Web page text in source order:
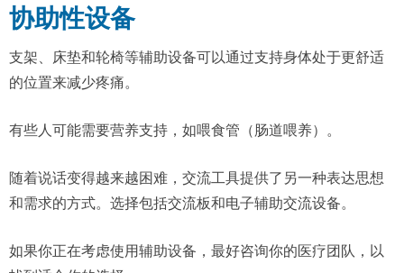
协助性设备
支架、床垫和轮椅等辅助设备可以通过支持身体处于更舒适
的位置来减少疼痛。
有些人可能需要营养支持，如喂食管（肠道喂养）。
随着说话变得越来越困难，交流工具提供了另一种表达思想
和需求的方式。选择包括交流板和电子辅助交流设备。
如果你正在考虑使用辅助设备，最好咨询你的医疗团队，以